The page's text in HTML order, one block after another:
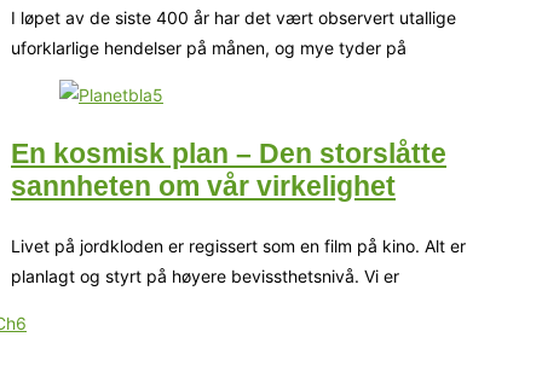
I løpet av de siste 400 år har det vært observert utallige
uforklarlige hendelser på månen, og mye tyder på
En kosmisk plan – Den storslåtte
sannheten om vår virkelighet
Livet på jordkloden er regissert som en film på kino. Alt er
planlagt og styrt på høyere bevissthetsnivå. Vi er